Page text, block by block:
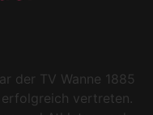
der TV Wanne 1885
vertreten.